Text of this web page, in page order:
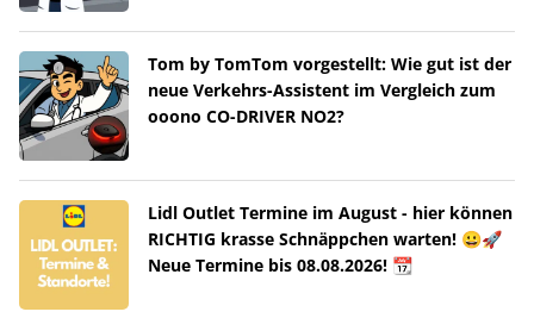
Tom by TomTom vorgestellt: Wie gut ist der
neue Verkehrs-Assistent im Vergleich zum
ooono CO-DRIVER NO2?
Lidl Outlet Termine im August - hier können
RICHTIG krasse Schnäppchen warten! 😀🚀
Neue Termine bis 08.08.2026! 📆